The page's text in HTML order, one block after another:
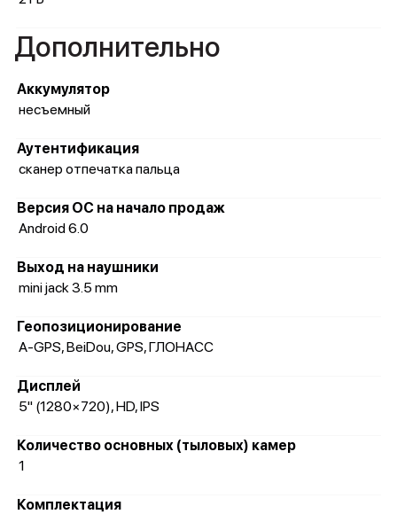
Дополнительно
Аккумулятор
несъемный
Аутентификация
сканер отпечатка пальца
Версия ОС на начало продаж
Android 6.0
Выход на наушники
mini jack 3.5 mm
Геопозиционирование
A-GPS, BeiDou, GPS, ГЛОНАСС
Дисплей
5" (1280×720), HD, IPS
Количество основных (тыловых) камер
1
Комплектация